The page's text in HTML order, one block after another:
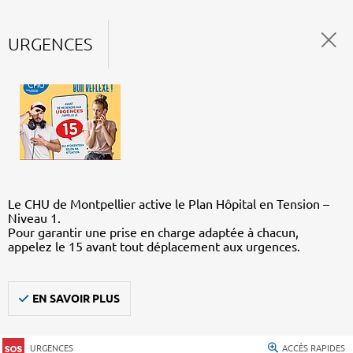
URGENCES
Le CHU de Montpellier active le Plan Hôpital en Tension –
Niveau 1.
Pour garantir une prise en charge adaptée à chacun,
appelez le 15 avant tout déplacement aux urgences.
EN SAVOIR PLUS
URGENCES ACCÈS RAPIDES